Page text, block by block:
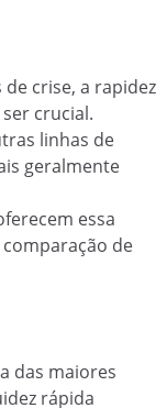
de crise, a rapidez
crucial.
linhas de
geralmente
essa
de
das maiores
rápida